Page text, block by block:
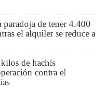
de tener 4.400
el alquiler se reduce a
de hachís
contra el